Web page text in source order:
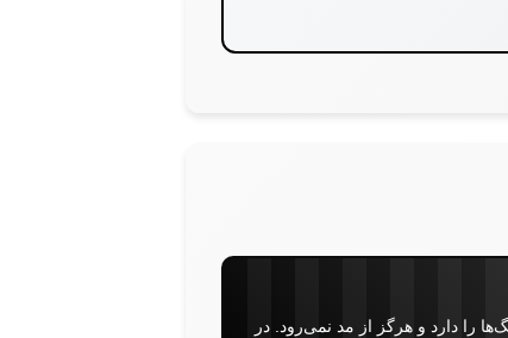
را دارد و هرگز از مد نمی‌رود. در